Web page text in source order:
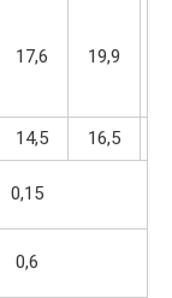
17,6 19,9
14,5 16,5
0,15
0,6